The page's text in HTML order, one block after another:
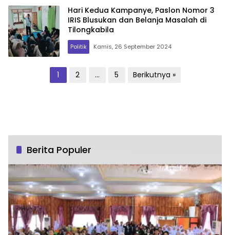
Hari Kedua Kampanye, Paslon Nomor 3
IRIS Blusukan dan Belanja Masalah di
Tilongkabila
Politik Kamis, 26 September 2024
1 2 … 5 Berikutnya »
Berita Populer